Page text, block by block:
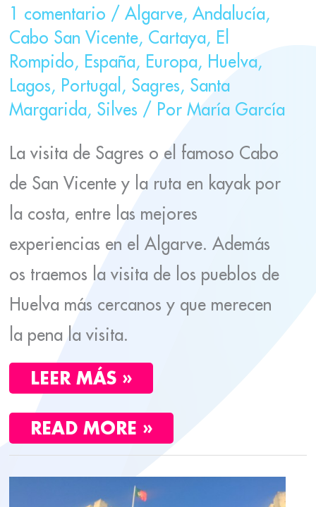
1 comentario / Algarve, Andalucía,
Cabo San Vicente, Cartaya, El
Rompido, España, Europa, Huelva,
Lagos, Portugal , Sagres, Santa
Margarida, Silves / Por María García
La visita de Sagres o el famoso Cabo
de San Vicente y la ruta en kayak por
la costa, entre las mejores
experiencias en el Algarve. Además
os traemos la visita de los pueblos de
Huelva más cercanos y que merecen
la pena la visita.
LEER MÁS »
READ MORE »
LOS
PUEBLOS